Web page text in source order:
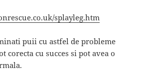
splayleg.htm
puii cu astfel de probleme
corecta cu succes si pot avea o